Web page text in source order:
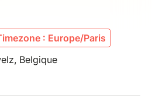
: Europe/Paris
Belgique